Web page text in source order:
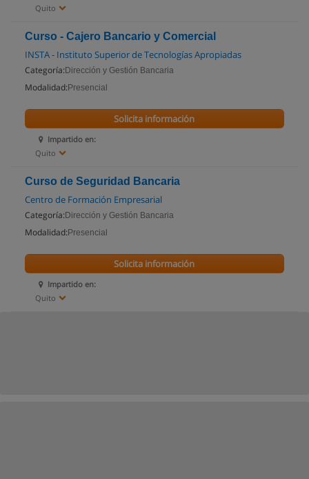
Quito
Curso - Cajero Bancario y Comercial
INSTA - Instituto Superior de Tecnologías Apropiadas
Categoría: Dirección y Gestión Bancaria
Modalidad: Presencial
Impartido en:
Quito
Solicita información
Curso de Seguridad Bancaria
Centro de Formación Empresarial
Categoría: Dirección y Gestión Bancaria
Modalidad: Presencial
Impartido en:
Quito
Solicita información